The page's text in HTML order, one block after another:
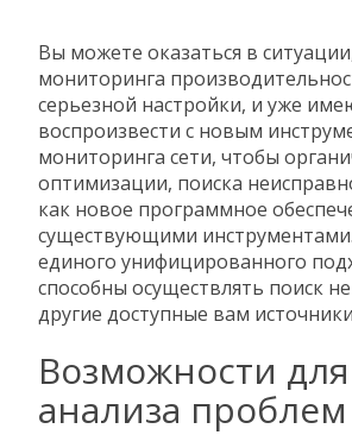
Вы можете оказаться в
мониторинга
серьезной настройки, и уже
воспроизвести с новым
мониторинга сети, чтобы
оптимизации, поиска
как новое программное
существующими
единого унифицированного
способны осуществлять поиск
другие доступные вам
Возможности
анализа проблем